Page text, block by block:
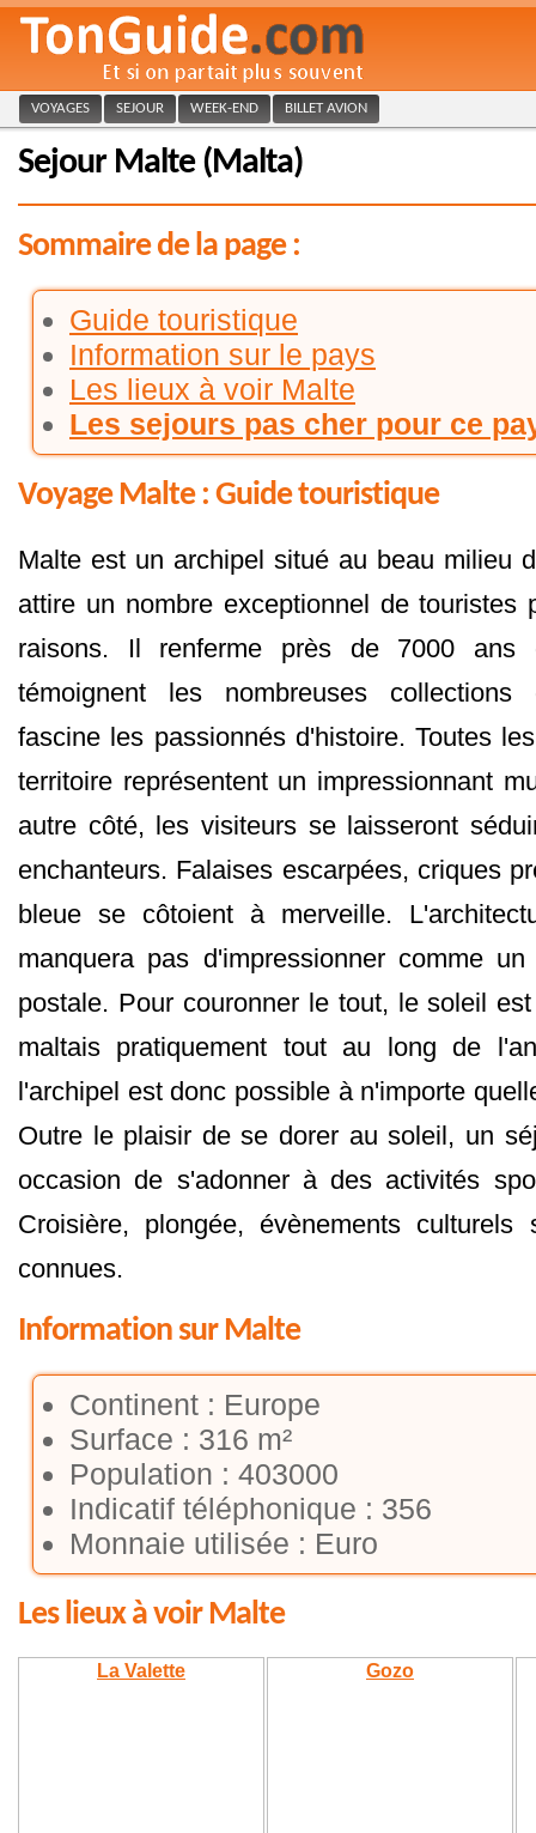
VOYAGES SEJOUR WEEK-END BILLET AVION
Sejour Malte (Malta)
Sommaire de la page :
Guide touristique
Information sur le pays
Les lieux à voir Malte
Les sejours pas cher pour ce
Voyage Malte : Guide touristique
Malte est un archipel situé au beau milieu
attire un nombre exceptionnel de touristes
raisons. Il renferme près de 7000 ans
témoignent les nombreuses collections
fascine les passionnés d'histoire. Toutes
territoire représentent un impressionnant
autre côté, les visiteurs se laisseront
enchanteurs. Falaises escarpées, criques
bleue se côtoient à merveille.
manquera pas d'impressionner comme
postale. Pour couronner le tout, le soleil
maltais pratiquement tout au long de
l'archipel est donc possible à n'importe
Outre le plaisir de se dorer au soleil, un
occasion de s'adonner à des activités
Croisière, plongée, évènements
connues.
Information sur Malte
Continent : Europe
Surface : 316 m²
Population : 403000
Indicatif téléphonique : 356
Monnaie utilisée : Euro
Les lieux à voir Malte
La Valette Gozo